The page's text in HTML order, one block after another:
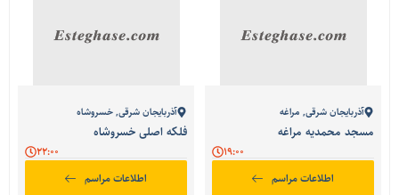
آذربایجان شرقی,مراغه
مسجد محمدیه مراغه
اطلاعات مراسم
آذربایجان شرقی,خسروشاه
فلکه اصلی خسروشاه
اطلاعات مراسم